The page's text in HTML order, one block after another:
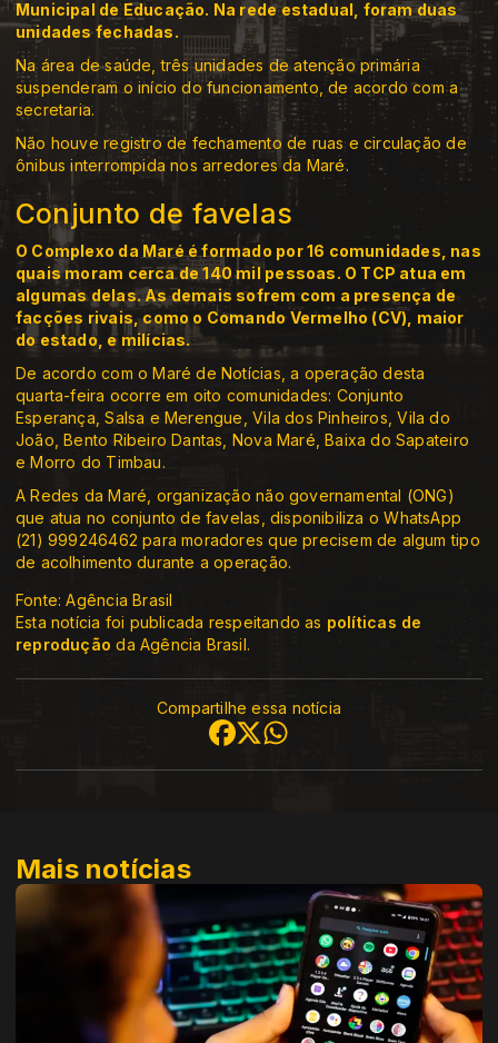
Municipal de Educação. Na rede estadual, foram duas
unidades fechadas.
Na área de saúde, três unidades de atenção primária
suspenderam o início do funcionamento, de acordo com a
secretaria.
Não houve registro de fechamento de ruas e circulação de
ônibus interrompida nos arredores da Maré.
Conjunto de favelas
O Complexo da Maré é formado por 16 comunidades, nas
quais moram cerca de 140 mil pessoas. O TCP atua em
algumas delas. As demais sofrem com a presença de
facções rivais, como o Comando Vermelho (CV), maior
do estado, e milícias.
De acordo com o Maré de Notícias, a operação desta
quarta-feira ocorre em oito comunidades: Conjunto
Esperança, Salsa e Merengue, Vila dos Pinheiros, Vila do
João, Bento Ribeiro Dantas, Nova Maré, Baixa do Sapateiro
e Morro do Timbau.
A Redes da Maré, organização não governamental (ONG)
que atua no conjunto de favelas, disponibiliza o WhatsApp
(21) 999246462 para moradores que precisem de algum tipo
de acolhimento durante a operação.
Fonte: Agência Brasil
Esta notícia foi publicada respeitando as políticas de
reprodução da Agência Brasil.
Compartilhe essa notícia
Mais notícias